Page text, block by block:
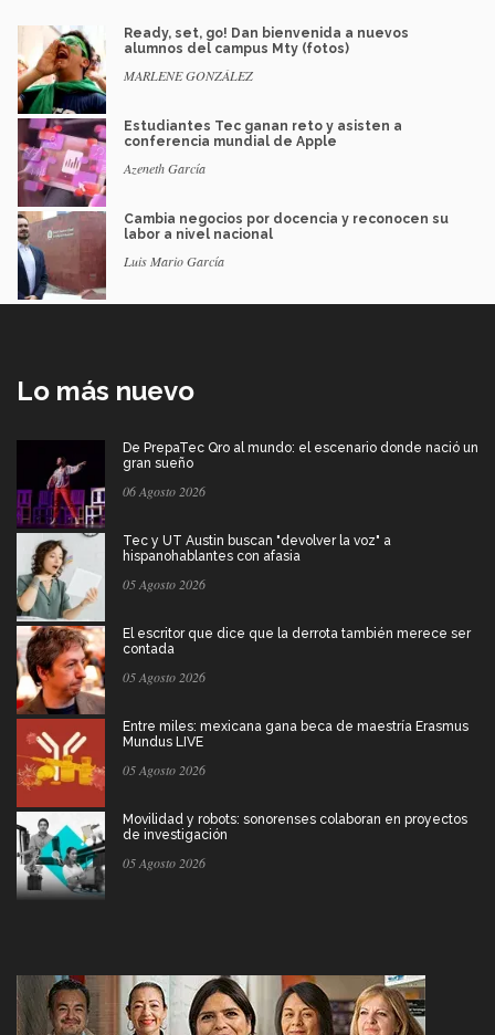
Ready, set, go! Dan bienvenida a nuevos
alumnos del campus Mty (fotos)
MARLENE GONZÁLEZ
Estudiantes Tec ganan reto y asisten a
conferencia mundial de Apple
Azeneth García
Cambia negocios por docencia y reconocen su
labor a nivel nacional
Luis Mario García
Lo más nuevo
De PrepaTec Qro al mundo: el escenario donde nació un
gran sueño
06 Agosto 2026
Tec y UT Austin buscan "devolver la voz" a
hispanohablantes con afasia
05 Agosto 2026
El escritor que dice que la derrota también merece ser
contada
05 Agosto 2026
Entre miles: mexicana gana beca de maestría Erasmus
Mundus LIVE
05 Agosto 2026
Movilidad y robots: sonorenses colaboran en proyectos
de investigación
05 Agosto 2026